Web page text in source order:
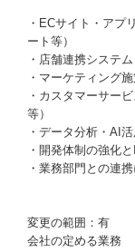
・ECサイト・アプ
ート等）
・店舗連携システ
・マーケティング
・カスタマーサー
等）
・データ分析・AI
・開発体制の強化
・業務部門との連
変更の範囲：有
会社の定める業務